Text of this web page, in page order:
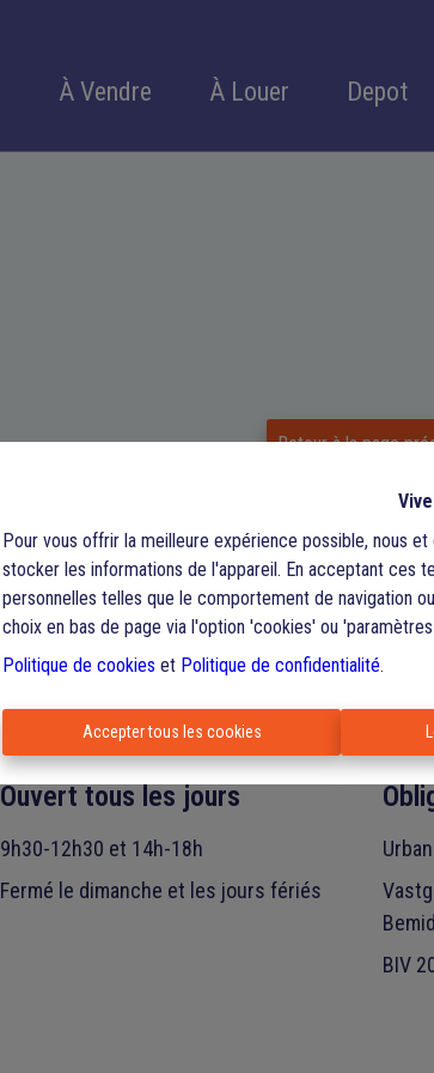
Pour vous offrir la meilleure expérience possible, nous
stocker les informations de l'appareil. En acceptant ces
personnelles telles que le comportement de navigation
choix en bas de page via l'option 'cookies' ou
Politique de cookies et Politique de confidentialité.
Accepter tous les cookies
À Vendre À Louer Depot
Retour à la page
Ouvert tous les jours
9h30-12h30 et 14h-18h
Fermé le dimanche et les jours fériés
BIV